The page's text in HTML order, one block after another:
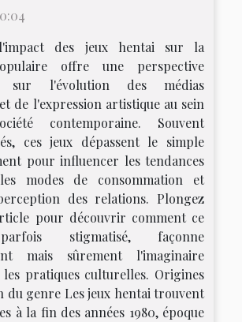
des jeux hentai sur la
offre une perspective
sur l'évolution des médias
de l'expression artistique au sein
contemporaine. Souvent
ces jeux dépassent le simple
pour influencer les tendances
modes de consommation et
des relations. Plongez
pour découvrir comment ce
stigmatisé, façonne
mais sûrement l'imaginaire
pratiques culturelles. Origines
du genre Les jeux hentai trouvent
à la fin des années 1980, époque